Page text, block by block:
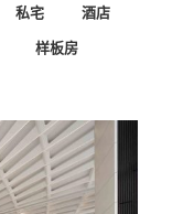
私宅 酒店
样板房